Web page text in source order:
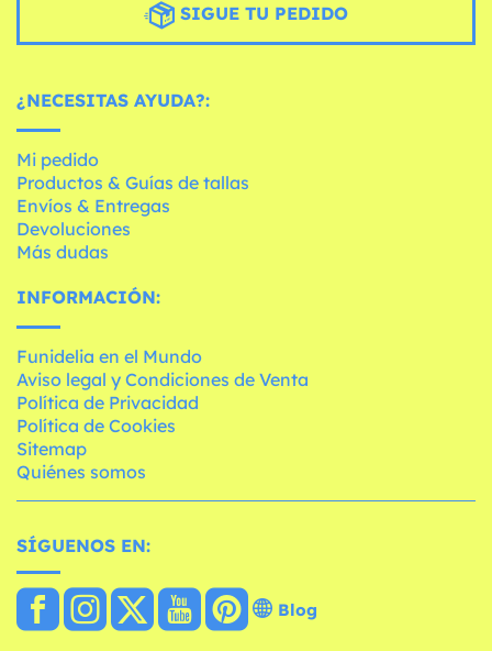
SIGUE TU PEDIDO
¿NECESITAS AYUDA?:
Mi pedido
Productos & Guías de tallas
Envíos & Entregas
Devoluciones
Más dudas
INFORMACIÓN:
Funidelia en el Mundo
Aviso legal y Condiciones de Venta
Política de Privacidad
Política de Cookies
Sitemap
Quiénes somos
SÍGUENOS EN:
Blog